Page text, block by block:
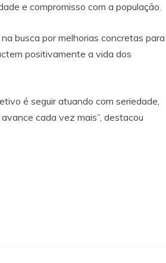
e compromisso com a população.
busca por melhorias concretas para
positivamente a vida dos
é seguir atuando com seriedade,
cada vez mais”, destacou